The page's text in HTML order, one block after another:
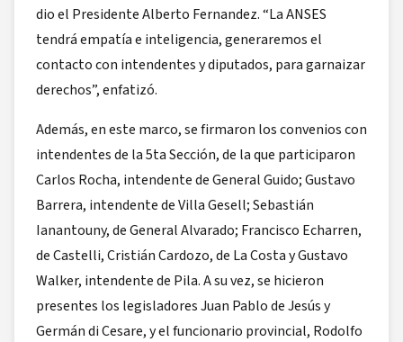
dio el Presidente Alberto Fernandez. “La ANSES
tendrá empatía e inteligencia, generaremos el
contacto con intendentes y diputados, para garnaizar
derechos”, enfatizó.
Además, en este marco, se firmaron los convenios con
intendentes de la 5ta Sección, de la que participaron
Carlos Rocha, intendente de General Guido; Gustavo
Barrera, intendente de Villa Gesell; Sebastián
Ianantouny, de General Alvarado; Francisco Echarren,
de Castelli, Cristián Cardozo, de La Costa y Gustavo
Walker, intendente de Pila. A su vez, se hicieron
presentes los legisladores Juan Pablo de Jesús y
Germán di Cesare, y el funcionario provincial, Rodolfo